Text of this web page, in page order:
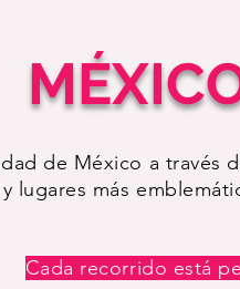
de México a través
lugares más
Cada recorrido está